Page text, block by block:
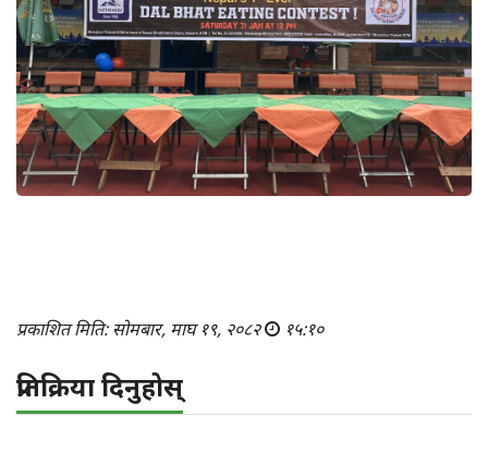
प्रकाशित मिति: सोमबार, माघ १९, २०८२ १५:१०
प्रतिक्रिया दिनुहोस्